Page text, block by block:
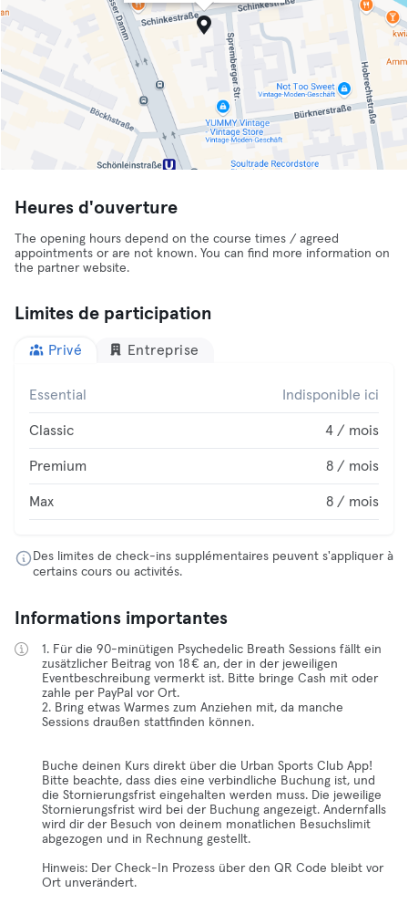
Heures d'ouverture
The opening hours depend on the course times / agreed
appointments or are not known. You can find more information on
the partner website.
Limites de participation
Privé Entreprise
Essential Indisponible ici
Classic 4 / mois
Premium 8 / mois
Max 8 / mois
Des limites de check-ins supplémentaires peuvent s'appliquer à
certains cours ou activités.
Informations importantes
1. Für die 90-minütigen Psychedelic Breath Sessions fällt ein
zusätzlicher Beitrag von 18 € an, der in der jeweiligen
Eventbeschreibung vermerkt ist. Bitte bringe Cash mit oder
zahle per PayPal vor Ort.
2. Bring etwas Warmes zum Anziehen mit, da manche
Sessions draußen stattfinden können.
Buche deinen Kurs direkt über die Urban Sports Club App!
Bitte beachte, dass dies eine verbindliche Buchung ist, und
die Stornierungsfrist eingehalten werden muss. Die jeweilige
Stornierungsfrist wird bei der Buchung angezeigt. Andernfalls
wird dir der Besuch von deinem monatlichen Besuchslimit
abgezogen und in Rechnung gestellt.
Hinweis: Der Check-In Prozess über den QR Code bleibt vor
Ort unverändert.